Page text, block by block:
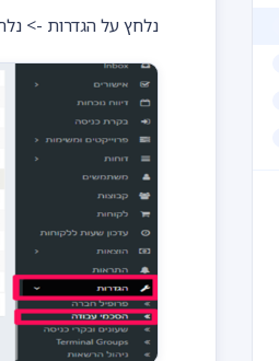
נלחץ על הגדרות ->